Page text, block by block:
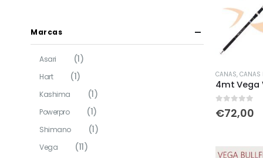
product
page
CANAS, CANAS
4mt Vega
out of 5
€72,00
Marcas
Asari (1)
Hart (1)
Kashima (1)
Powerpro (1)
Shimano (1)
Vega (11)